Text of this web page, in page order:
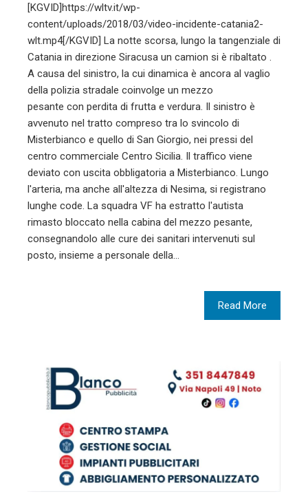
[KGVID]https://wltv.it/wp-
content/uploads/2018/03/video-incidente-catania2-
wlt.mp4[/KGVID] La notte scorsa, lungo la tangenziale di
Catania in direzione Siracusa un camion si è ribaltato .
A causa del sinistro, la cui dinamica è ancora al vaglio
della polizia stradale coinvolge un mezzo
pesante con perdita di frutta e verdura. Il sinistro è
avvenuto nel tratto compreso tra lo svincolo di
Misterbianco e quello di San Giorgio, nei pressi del
centro commerciale Centro Sicilia. Il traffico viene
deviato con uscita obbligatoria a Misterbianco. Lungo
l'arteria, ma anche all'altezza di Nesima, si registrano
lunghe code. La squadra VF ha estratto l'autista
rimasto bloccato nella cabina del mezzo pesante,
consegnandolo alle cure dei sanitari intervenuti sul
posto, insieme a personale della…
Read More